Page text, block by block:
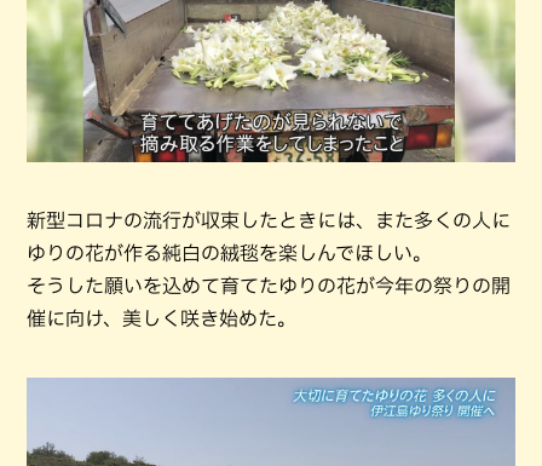
新型コロナの流行が収束したときには、また多くの人に
ゆりの花が作る純白の絨毯を楽しんでほしい。
そうした願いを込めて育てたゆりの花が今年の祭りの開
催に向け、美しく咲き始めた。